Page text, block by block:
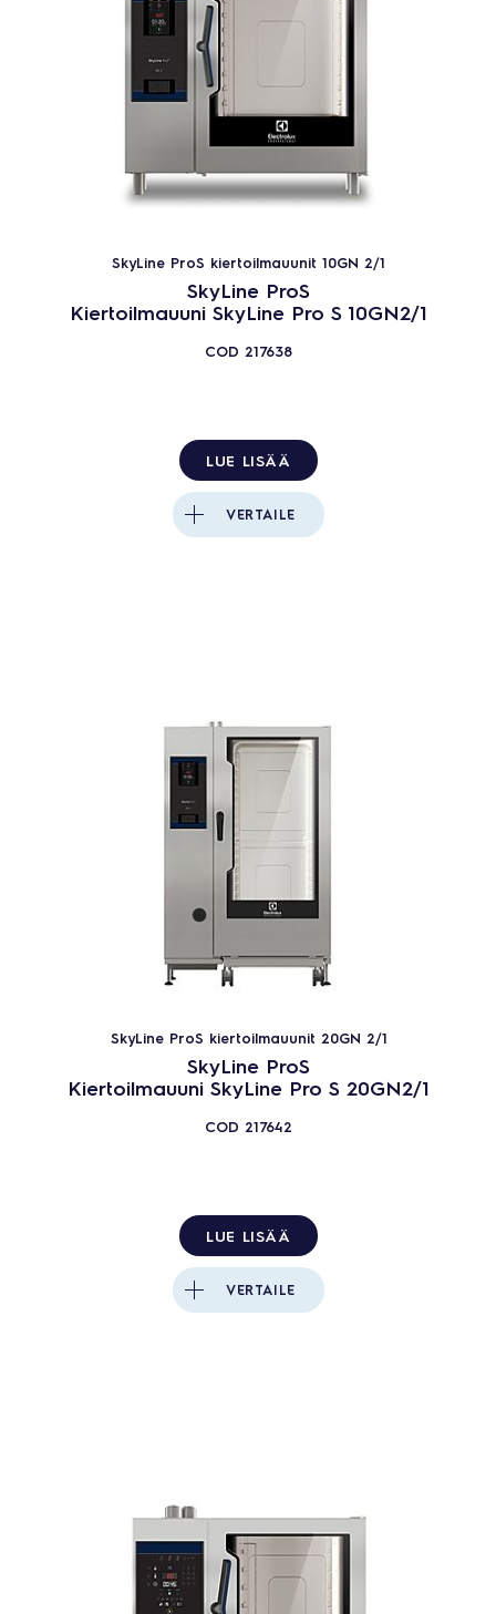
SkyLine ProS kiertoilmauunit 10GN 2/1
SkyLine ProS
Kiertoilmauuni SkyLine Pro S 10GN2/1
COD 217638
LUE LISÄÄ
VERTAILE
SkyLine ProS kiertoilmauunit 20GN 2/1
SkyLine ProS
Kiertoilmauuni SkyLine Pro S 20GN2/1
COD 217642
LUE LISÄÄ
VERTAILE